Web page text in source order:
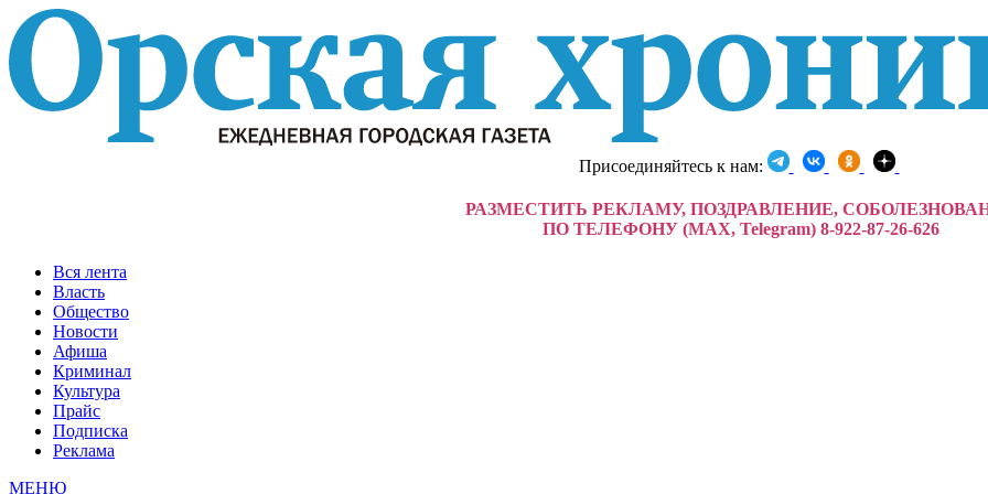
Присоединяйтесь к нам:
РАЗМЕСТИТЬ РЕКЛАМУ, ПОЗДРАВЛЕНИЕ,
ПО ТЕЛЕФОНУ (MAX, Telegram) 8-922-87-26-626
Вся лента
Власть
Общество
Новости
Афиша
Криминал
Культура
Прайс
Подписка
Реклама
МЕНЮ